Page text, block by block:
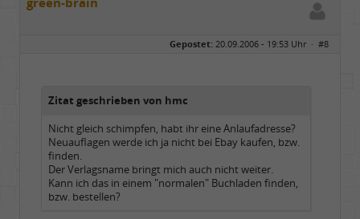
Gepostet: 20.09.2006 - 19:53 Uhr · #8
Zitat geschrieben von hmc
Nicht gleich schimpfen, habt ihr eine Anlaufadresse?
Neuauflagen werde ich ja nicht bei Ebay kaufen, bzw.
finden.
Der Verlagsname bringt mich auch nicht weiter.
Kann ich das in einem "normalen" Buchladen finden,
bzw. bestellen?